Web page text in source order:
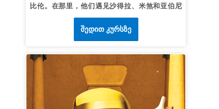
比伦。在那里，他们遇见沙得拉、米煞和亚伯尼
歌，他们被要求跪拜雕像 - 不然将面临死亡！在烈
火的考验中，他们做出勇敢的决定，经历了上帝的
奇妙庇护。孩子们知道服从上帝总是正确的决定。
*一定要提前观看本课的圣经故事视频，因为有些
画面对年幼的孩子来说可能过于激烈。精简版的故
事没有那么激烈。另外也要提前观看圣经背景和路
შედით კურსზე